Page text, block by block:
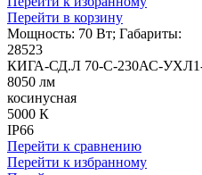
Перейти в корзину
Мощность: 70 Вт; Габариты:
28523
КИГА-СД.Л 70-С-230АС-УХЛ1-
8050 лм
косинусная
5000 К
IP66
Перейти к сравнению
Перейти к избранному